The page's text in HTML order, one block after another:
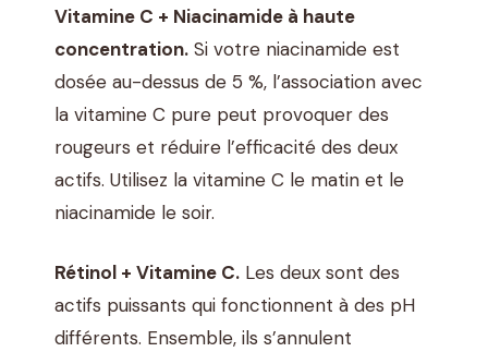
Vitamine C + Niacinamide à haute
concentration. Si votre niacinamide est
dosée au-dessus de 5 %, l’association avec
la vitamine C pure peut provoquer des
rougeurs et réduire l’efficacité des deux
actifs. Utilisez la vitamine C le matin et le
niacinamide le soir.
Rétinol + Vitamine C. Les deux sont des
actifs puissants qui fonctionnent à des pH
différents. Ensemble, ils s’annulent